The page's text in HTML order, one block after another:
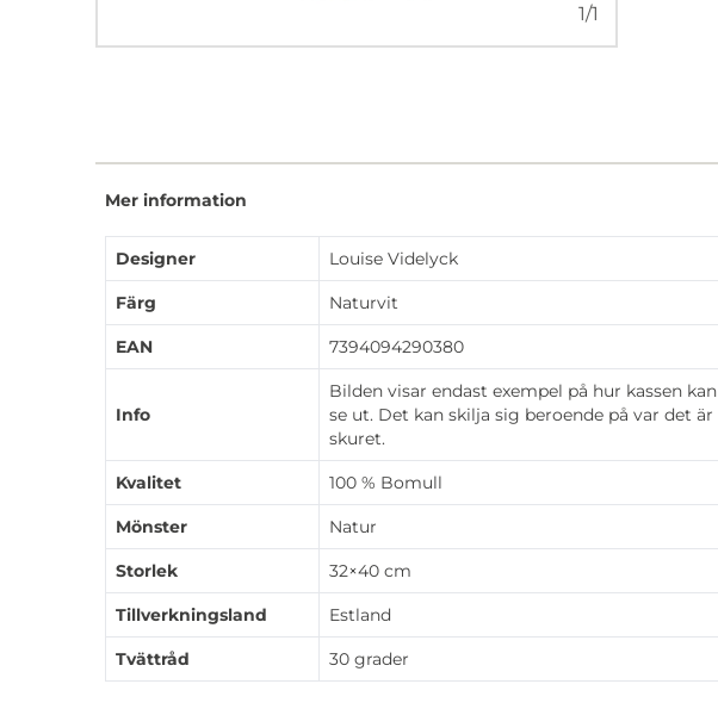
1/1
Mer information
Designer Louise Videlyck
Färg Naturvit
EAN 7394094290380
Info
Bilden visar endast exempel på hur kassen kan
se ut. Det kan skilja sig beroende på var det är
skuret.
Kvalitet 100 % Bomull
Mönster Natur
Storlek 32×40 cm
Tillverkningsland Estland
Tvättråd 30 grader